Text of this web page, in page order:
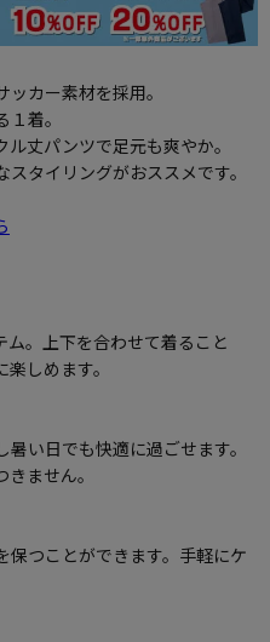
カー素材を採用。
着。
丈パンツで足元も爽やか。
タイリングがおススメです。
。上下を合わせて着ること
しめます。
い日でも快適に過ごせます。
ません。
保つことができます。手軽にケ